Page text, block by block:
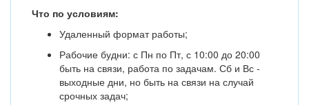
Что по условиям:
Удаленный формат работы;
Рабочие будни: с Пн по Пт, с 10:00 до 20:00
быть на связи, работа по задачам. Сб и Вс -
выходные дни, но быть на связи на случай
срочных задач;